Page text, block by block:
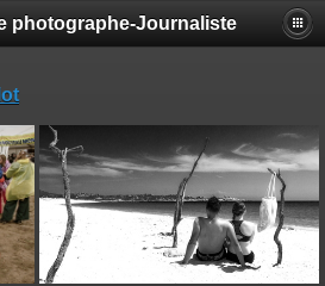
photographe-Journaliste